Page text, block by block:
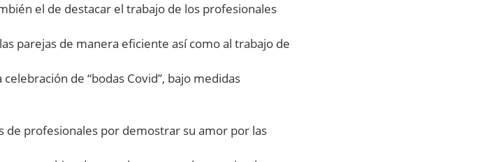
el de destacar el trabajo de los profesionales
parejas de manera eficiente así como al trabajo de
de “bodas Covid”, bajo medidas
de profesionales por demostrar su amor por las